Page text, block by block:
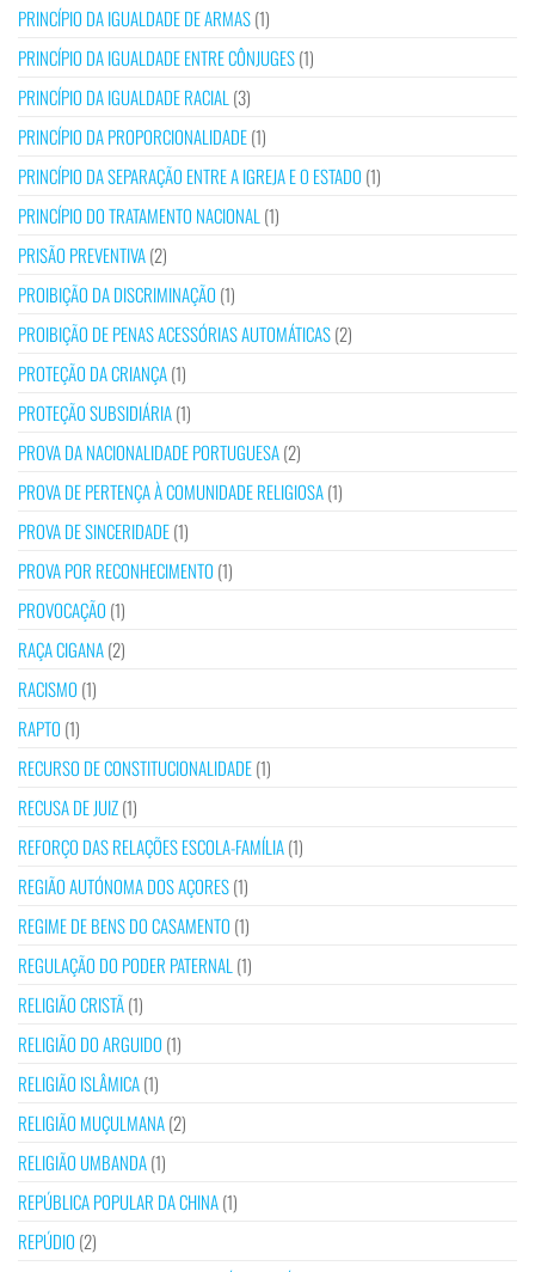
PRINCÍPIO DA IGUALDADE DE ARMAS(1)
PRINCÍPIO DA IGUALDADE ENTRE CÔNJUGES(1)
PRINCÍPIO DA IGUALDADE RACIAL (3)
PRINCÍPIO DA PROPORCIONALIDADE(1)
PRINCÍPIO DA SEPARAÇÃO ENTRE A IGREJA E O ESTADO (1)
PRINCÍPIO DO TRATAMENTO NACIONAL (1)
PRISÃO PREVENTIVA(2)
PROIBIÇÃO DA DISCRIMINAÇÃO (1)
PROIBIÇÃO DE PENAS ACESSÓRIAS AUTOMÁTICAS(2)
PROTEÇÃO DA CRIANÇA(1)
PROTEÇÃO SUBSIDIÁRIA(1)
PROVA DA NACIONALIDADE PORTUGUESA(2)
PROVA DE PERTENÇA À COMUNIDADE RELIGIOSA(1)
PROVA DE SINCERIDADE(1)
PROVA POR RECONHECIMENTO (1)
PROVOCAÇÃO (1)
RAÇA CIGANA(2)
RACISMO (1)
RAPTO (1)
RECURSO DE CONSTITUCIONALIDADE(1)
RECUSA DE JUIZ(1)
REFORÇO DAS RELAÇÕES ESCOLA-FAMÍLIA(1)
REGIÃO AUTÓNOMA DOS AÇORES(1)
REGIME DE BENS DO CASAMENTO (1)
REGULAÇÃO DO PODER PATERNAL (1)
RELIGIÃO CRISTÃ(1)
RELIGIÃO DO ARGUIDO (1)
RELIGIÃO ISLÂMICA(1)
RELIGIÃO MUÇULMANA(2)
RELIGIÃO UMBANDA(1)
REPÚBLICA POPULAR DA CHINA(1)
REPÚDIO (2)